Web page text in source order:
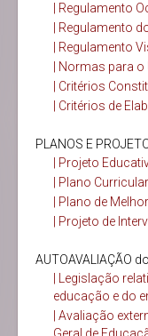
| Regulamento
| Regulamento
| Regulamento
| Normas para
| Critérios
| Critérios de
PLANOS E
| Projeto
| Plano
| Plano de
| Projeto de
AUTOAVALIAÇÃO
| Legislação
educação e do
| Avaliação